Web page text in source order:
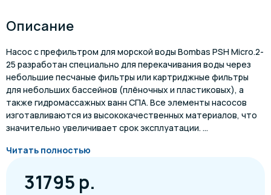
Описание
Насос с префильтром для морской воды Bombas PSH Micro.2-
25 разработан специально для перекачивания воды через
небольшие песчаные фильтры или картриджные фильтры
для небольших бассейнов (плёночных и пластиковых), а
также гидромассажных ванн СПА. Все элементы насосов
изготавливаются из высококачественных материалов, что
значительно увеличивает срок эксплуатации. ...
Читать полностью
31795 р.